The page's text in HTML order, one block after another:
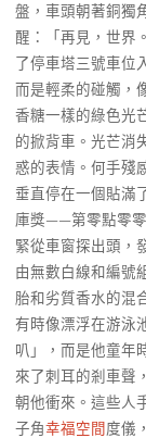
盤，車頭朝著銅獨
醒：「再見，世界
了停車塔三號車位
而是輕柔的碰觸，
香糖一樣的綠色光
的掀背車。光芒消
惑的表情。何手殘
垂直停在一個貼滿
庫獎——第零點零
緊從車窗探出頭，
由無數白線和編號
胎和劣質香水的混
有時像漂浮在游泳
叭」，而是他童年
來了刺耳的剎車聲
朝他衝來。這些人
子角幸福空間度儀